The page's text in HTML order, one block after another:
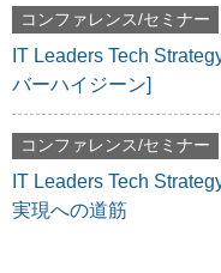
コンファレンス/セミナー
IT Leaders Tech
バーハイジーン]
コンファレンス/セミナー
IT Leaders Tech
実現への道筋